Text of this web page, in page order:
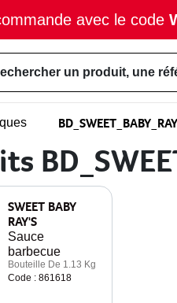
avec le code
un produit, une
SWEET BABY
RAY'S
Sauce
barbecue
Bouteille De 1.13 Kg
Code : 861618